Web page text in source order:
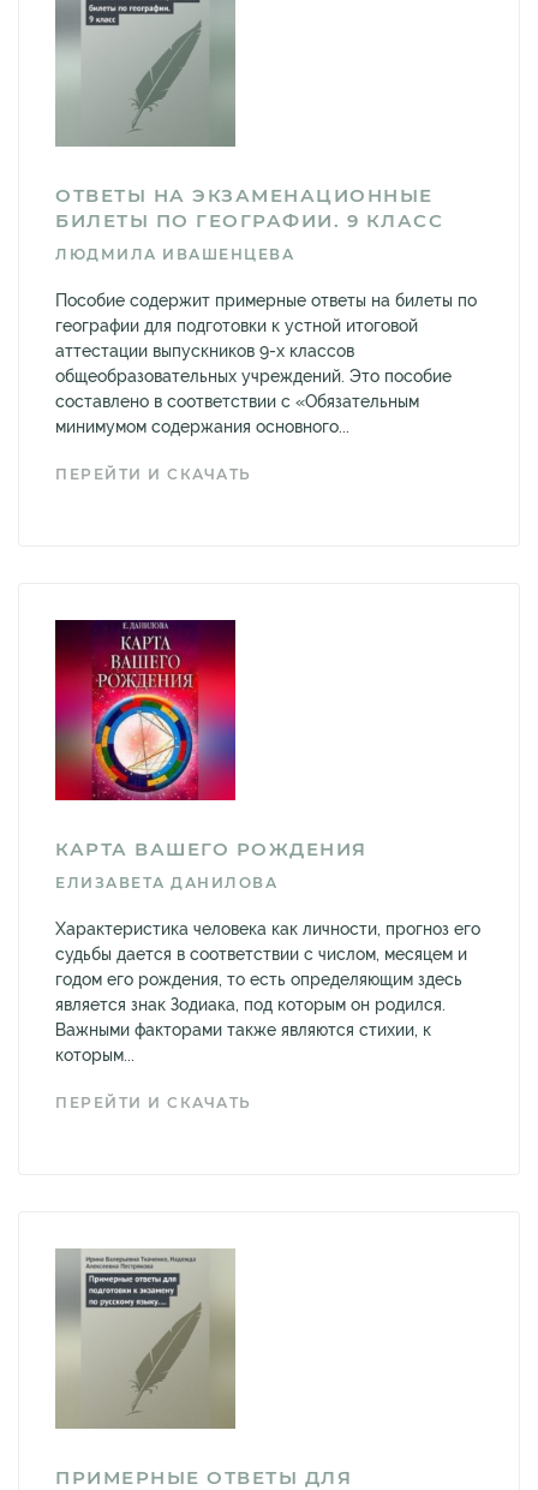
ОТВЕТЫ НА ЭКЗАМЕНАЦИОННЫЕ
БИЛЕТЫ ПО ГЕОГРАФИИ. 9 КЛАСС
ЛЮДМИЛА ИВАШЕНЦЕВА
Пособие содержит примерные ответы на билеты по
географии для подготовки к устной итоговой
аттестации выпускников 9-х классов
общеобразовательных учреждений. Это пособие
составлено в соответствии с «Обязательным
минимумом содержания основного...
ПЕРЕЙТИ И СКАЧАТЬ
КАРТА ВАШЕГО РОЖДЕНИЯ
ЕЛИЗАВЕТА ДАНИЛОВА
Характеристика человека как личности, прогноз его
судьбы дается в соответствии с числом, месяцем и
годом его рождения, то есть определяющим здесь
является знак Зодиака, под которым он родился.
Важными факторами также являются стихии, к
которым...
ПЕРЕЙТИ И СКАЧАТЬ
ПРИМЕРНЫЕ ОТВЕТЫ ДЛЯ